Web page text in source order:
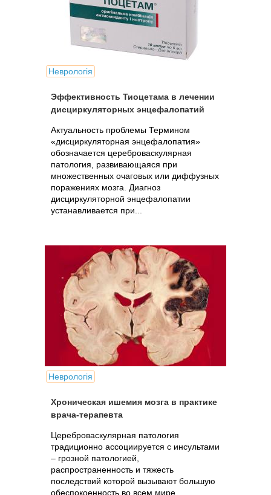
Неврологія
Эффективность Тиоцетама в лечении
дисциркуляторных энцефалопатий
Актуальность проблемы Термином
«дисциркуляторная энцефалопатия»
обозначается цереброваскулярная
патология, развивающаяся при
множественных очаговых или диффузных
поражениях мозга. Диагноз
дисциркуляторной энцефалопатии
устанавливается при...
Неврологія
Хроническая ишемия мозга в практике
врача-терапевта
Цереброваскулярная патология
традиционно ассоциируется с инсультами
– грозной патологией,
распространенность и тяжесть
последствий которой вызывают большую
обеспокоенность во всем мире.